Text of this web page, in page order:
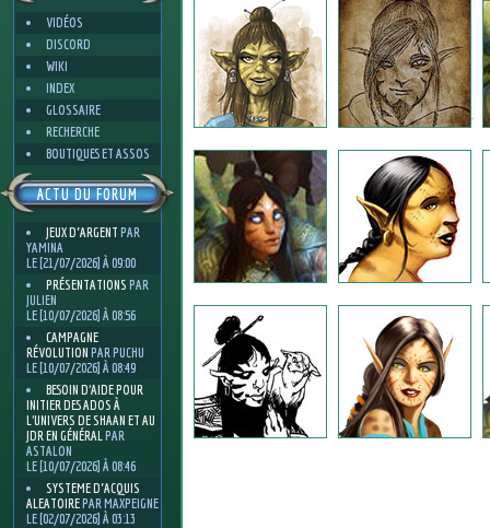
VIDÉOS
DISCORD
WIKI
INDEX
GLOSSAIRE
RECHERCHE
BOUTIQUES ET ASSOS
ACTU DU FORUM
JEUX D'ARGENT PAR
YAMINA
LE [21/07/2026] À 09:00
PRÉSENTATIONS PAR
JULIEN
LE [10/07/2026] À 08:56
CAMPAGNE
RÉVOLUTION PAR PUCHU
LE [10/07/2026] À 08:49
BESOIN D’AIDE POUR
INITIER DES ADOS À
L’UNIVERS DE SHAAN ET AU
JDR EN GÉNÉRALPAR
ASTALON
LE [10/07/2026] À 08:46
SYSTEME D'ACQUIS
ALEATOIREPAR MAXPEIGNE
LE [02/07/2026] À 03:13
1
2